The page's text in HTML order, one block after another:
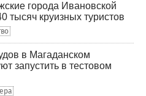
города Ивановской
тысяч круизных туристов
в Магаданском
запустить в тестовом